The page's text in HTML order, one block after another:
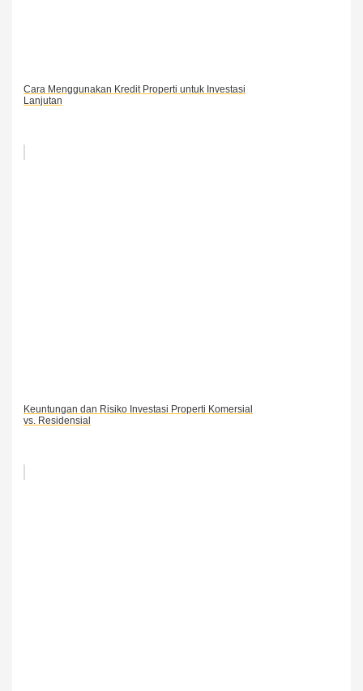
Cara Menggunakan Kredit Properti untuk Investasi
Lanjutan
Keuntungan dan Risiko Investasi Properti Komersial
vs. Residensial